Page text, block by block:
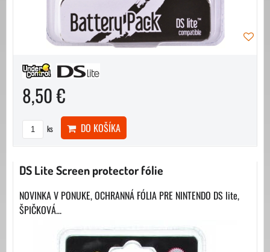
8,50 €
ks DO KOŠÍKA
DS Lite Screen protector fólie
NOVINKA V PONUKE, OCHRANNÁ FÓLIA PRE NINTENDO DS lite,
ŠPIČKOVÁ...